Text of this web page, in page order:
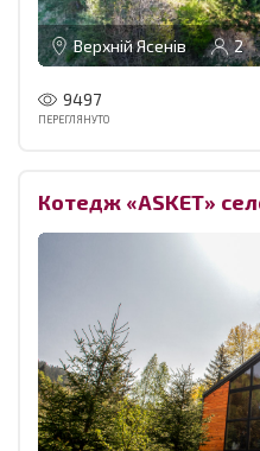
Верхній Ясенів 2
9497
ПЕРЕГЛЯНУТО
Котедж «ASKET»